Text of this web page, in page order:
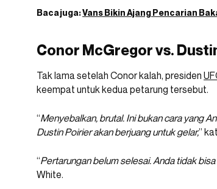
Baca juga:Vans Bikin Ajang Pencarian
Conor McGregor vs.
Tak lama setelah Conor kalah, presiden
keempat untuk kedua petarung tersebut.
“Menyebalkan, brutal. Ini bukan cara yang
Dustin Poirier akan berjuang untuk gelar,”
“Pertarungan belum selesai. Anda tidak
White.